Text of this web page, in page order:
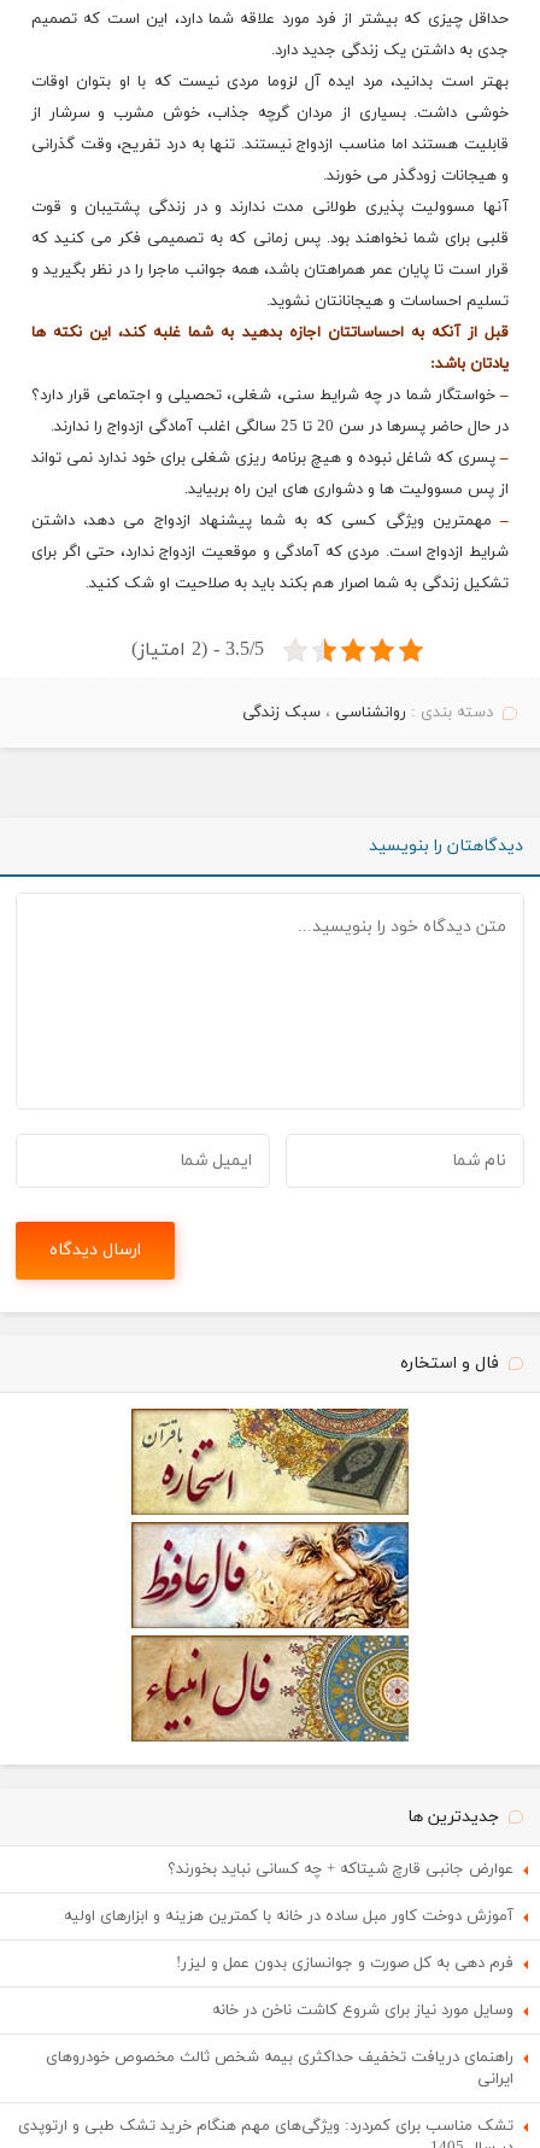
حداقل چیزی که بیشتر از فرد مورد علاقه شما دارد، این است که تصمیم
جدی به داشتن یک زندگی جدید دارد.
بهتر است بدانید، مرد ایده آل لزوما مردی نیست که با او بتوان اوقات
خوشی داشت. بسیاری از مردان گرچه جذاب، خوش مشرب و سرشار از
قابلیت هستند اما مناسب ازدواج نیستند. تنها به درد تفریح، وقت گذرانی
و هیجانات زودگذر می خورند.
آنها مسوولیت پذیری طولانی مدت ندارند و در زندگی پشتیبان و قوت
قلبی برای شما نخواهند بود. پس زمانی که به تصمیمی فکر می کنید که
قرار است تا پایان عمر همراهتان باشد، همه جوانب ماجرا را در نظر بگیرید و
تسلیم احساسات و هیجانانتان نشوید.
قبل از آنکه به احساساتتان اجازه بدهید به شما غلبه کند، این نکته ها
یادتان باشد:
–خواستگار شما در چه شرایط سنی، شغلی، تحصیلی و اجتماعی قرار دارد؟
در حال حاضر پسرها در سن 20 تا 25 سالگی اغلب آمادگی ازدواج را ندارند.
– پسری که شاغل نبوده و هیچ برنامه ریزی شغلی برای خود ندارد نمی تواند
از پس مسوولیت ها و دشواری های این راه بربیاید.
– مهمترین ویژگی کسی که به شما پیشنهاد ازدواج می دهد، داشتن
شرایط ازدواج است. مردی که آمادگی و موقعیت ازدواج ندارد، حتی اگر برای
تشکیل زندگی به شما اصرار هم بکند باید به صلاحیت او شک کنید.
3.5/5 - (2 امتیاز)
دسته بندی : روانشناسی ،سبک زندگی
دیدگاهتان را بنویسید
فال و استخاره
جدیدترین ها
عوارض جانبی قارچ شیتاکه + چه کسانی نباید بخورند؟
آموزش دوخت کاور مبل ساده در خانه با کمترین هزینه و ابزارهای اولیه
فرم دهی به کل صورت و جوانسازی بدون عمل و لیزر!
وسایل مورد نیاز برای شروع کاشت ناخن در خانه
راهنمای دریافت تخفیف حداکثری بیمه شخص ثالث مخصوص خودروهای
ایرانی
تشک مناسب برای کمردرد: ویژگی‌های مهم هنگام خرید تشک طبی و ارتوپدی